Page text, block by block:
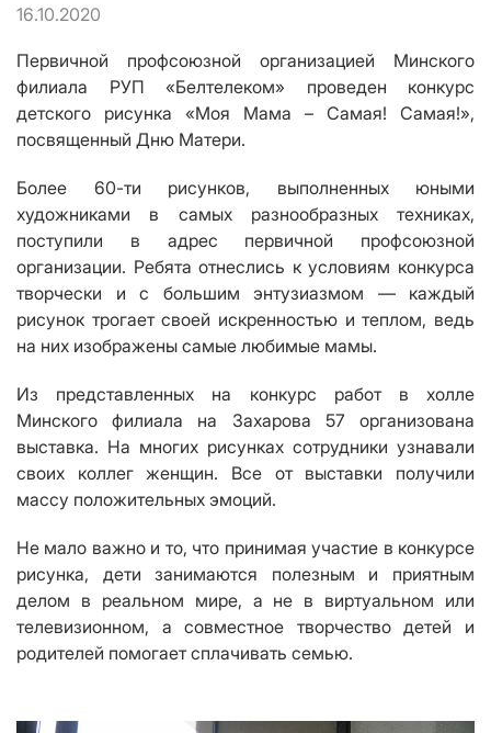
16.10.2020
Первичной профсоюзной организацией Минского
филиала РУП «Белтелеком» проведен конкурс
детского рисунка «Моя Мама – Самая! Самая!»,
посвященный Дню Матери.
Более 60-ти рисунков, выполненных юными
художниками в самых разнообразных техниках,
поступили в адрес первичной профсоюзной
организации. Ребята отнеслись к условиям конкурса
творчески и с большим энтузиазмом — каждый
рисунок трогает своей искренностью и теплом, ведь
на них изображены самые любимые мамы.
Из представленных на конкурс работ в холле
Минского филиала на Захарова 57 организована
выставка. На многих рисунках сотрудники узнавали
своих коллег женщин. Все от выставки получили
массу положительных эмоций.
Не мало важно и то, что принимая участие в конкурсе
рисунка, дети занимаются полезным и приятным
делом в реальном мире, а не в виртуальном или
телевизионном, а совместное творчество детей и
родителей помогает сплачивать семью.